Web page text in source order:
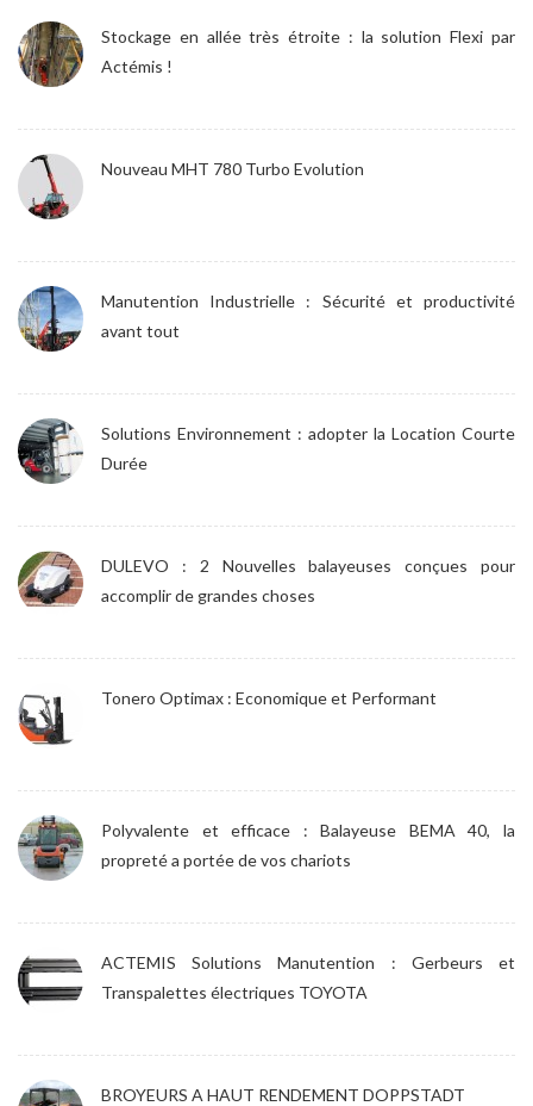
Stockage en allée très étroite : la solution Flexi par
Actémis !
Nouveau MHT 780 Turbo Evolution
Manutention Industrielle : Sécurité et productivité
avant tout
Solutions Environnement : adopter la Location Courte
Durée
DULEVO : 2 Nouvelles balayeuses conçues pour
accomplir de grandes choses
Tonero Optimax : Economique et Performant
Polyvalente et efficace : Balayeuse BEMA 40, la
propreté a portée de vos chariots
ACTEMIS Solutions Manutention : Gerbeurs et
Transpalettes électriques TOYOTA
BROYEURS A HAUT RENDEMENT DOPPSTADT